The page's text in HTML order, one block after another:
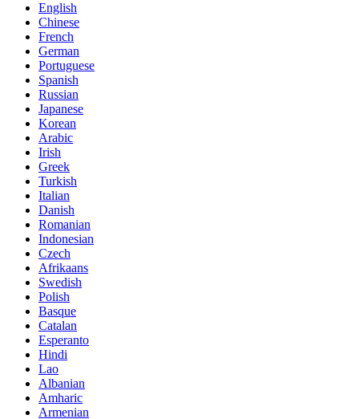
English
Chinese
French
German
Portuguese
Spanish
Russian
Japanese
Korean
Arabic
Irish
Greek
Turkish
Italian
Danish
Romanian
Indonesian
Czech
Afrikaans
Swedish
Polish
Basque
Catalan
Esperanto
Hindi
Lao
Albanian
Amharic
Armenian